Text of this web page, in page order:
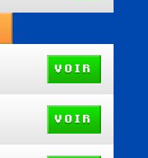
VOIR
VOIR